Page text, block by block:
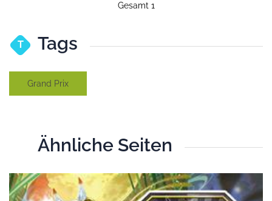
Gesamt 1
T Tags
Grand Prix
Ähnliche Seiten